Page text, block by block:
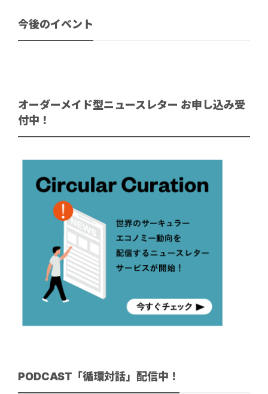
今後のイベント
オーダーメイド型ニュースレター お申し込み受
付中！
PODCAST「循環対話」配信中！